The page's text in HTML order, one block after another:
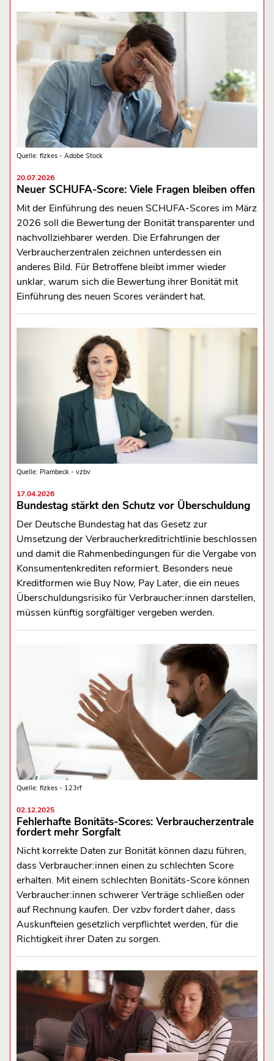
Quelle: fizkes - Adobe Stock
20.07.2026
Neuer SCHUFA-Score: Viele Fragen bleiben offen
Mit der Einführung des neuen SCHUFA-Scores im März
2026 soll die Bewertung der Bonität transparenter und
nachvollziehbarer werden. Die Erfahrungen der
Verbraucherzentralen zeichnen unterdessen ein
anderes Bild. Für Betroffene bleibt immer wieder
unklar, warum sich die Bewertung ihrer Bonität mit
Einführung des neuen Scores verändert hat.
Quelle: Plambeck - vzbv
17.04.2026
Bundestag stärkt den Schutz vor Überschuldung
Der Deutsche Bundestag hat das Gesetz zur
Umsetzung der Verbraucherkreditrichtlinie beschlossen
und damit die Rahmenbedingungen für die Vergabe von
Konsumentenkrediten reformiert. Besonders neue
Kreditformen wie Buy Now, Pay Later, die ein neues
Überschuldungsrisiko für Verbraucher:innen darstellen,
müssen künftig sorgfältiger vergeben werden.
Quelle: fizkes - 123rf
02.12.2025
Fehlerhafte Bonitäts-Scores: Verbraucherzentrale
fordert mehr Sorgfalt
Nicht korrekte Daten zur Bonität können dazu führen,
dass Verbraucher:innen einen zu schlechten Score
erhalten. Mit einem schlechten Bonitäts-Score können
Verbraucher:innen schwerer Verträge schließen oder
auf Rechnung kaufen. Der vzbv fordert daher, dass
Auskunfteien gesetzlich verpflichtet werden, für die
Richtigkeit ihrer Daten zu sorgen.